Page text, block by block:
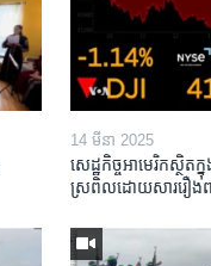
14 មីនា 2025
សេដ្ឋកិច្ច​អាមេរិក​ស្ថិត​
ស្រពិល​ដោយសារ​រឿង​